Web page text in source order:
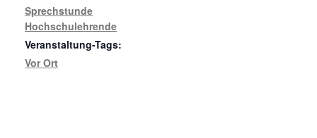
Sprechstunde
Hochschulehrende
Veranstaltung-Tags:
Vor Ort